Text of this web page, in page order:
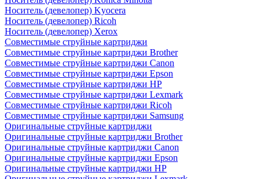
Носитель (девелопер) Kyocera
Носитель (девелопер) Ricoh
Носитель (девелопер) Xerox
Совместимые струйные картриджи
Совместимые струйные картриджи Brother
Совместимые струйные картриджи Canon
Совместимые струйные картриджи Epson
Совместимые струйные картриджи HP
Совместимые струйные картриджи Lexmark
Совместимые струйные картриджи Ricoh
Совместимые струйные картриджи Samsung
Оригинальные струйные картриджи
Оригинальные струйные картриджи Brother
Оригинальные струйные картриджи Canon
Оригинальные струйные картриджи Epson
Оригинальные струйные картриджи HP